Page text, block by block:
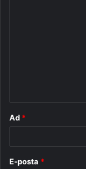
Ad *
E-posta *